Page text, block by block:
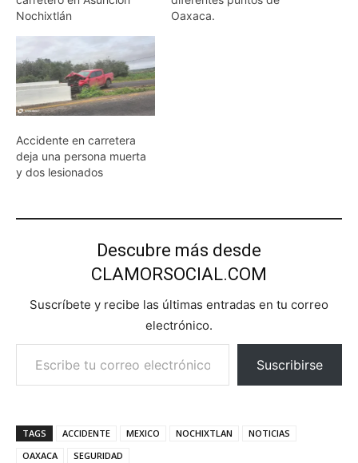
Nochixtlán
Oaxaca.
Accidente en carretera
deja una persona muerta
y dos lesionados
Descubre más desde
CLAMORSOCIAL.COM
Suscríbete y recibe las últimas entradas en tu correo
electrónico.
Escribe tu correo electrónico…
Suscribirse
TAGS ACCIDENTE MEXICO NOCHIXTLAN
NOTICIAS
OAXACA
SEGURIDAD